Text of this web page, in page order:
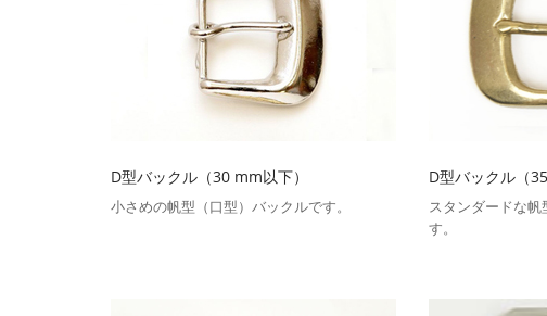
D型バックル（30 mm以下）
小さめの帆型（口型）バックルです。
D型バックル（
スタンダードな
す。